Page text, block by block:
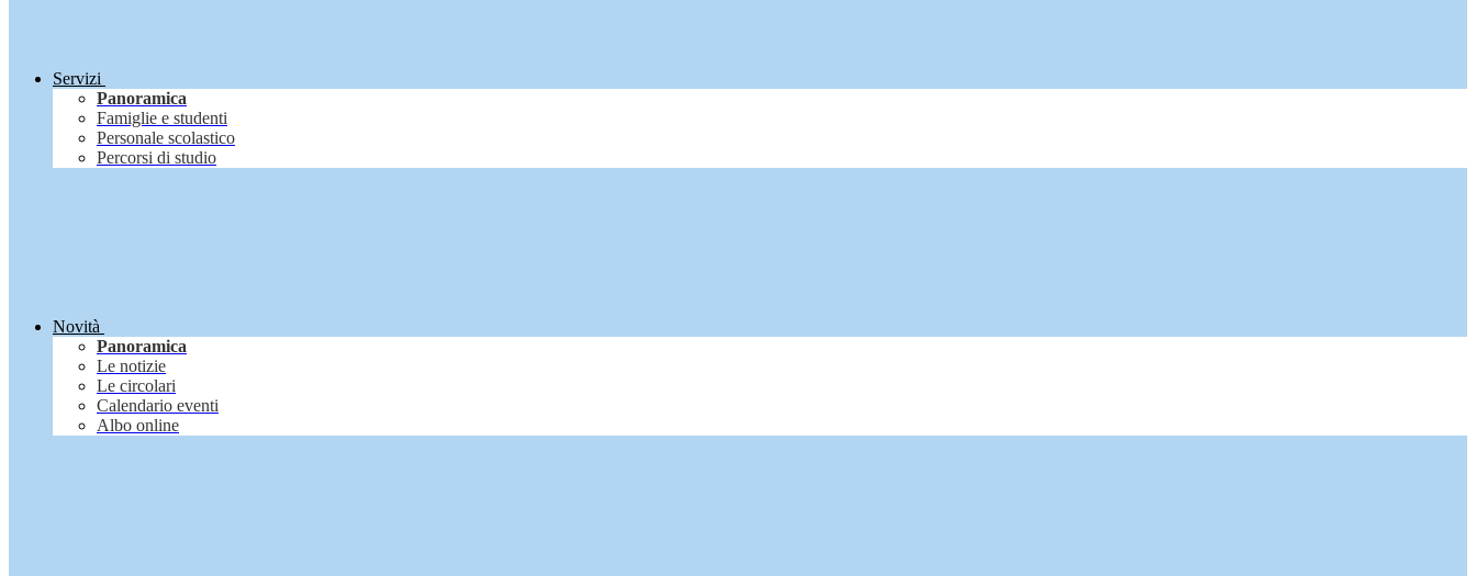
Servizi
Panoramica
Famiglie e studenti
Personale scolastico
Percorsi di studio
Novità
Panoramica
Le notizie
Le circolari
Calendario eventi
Albo online